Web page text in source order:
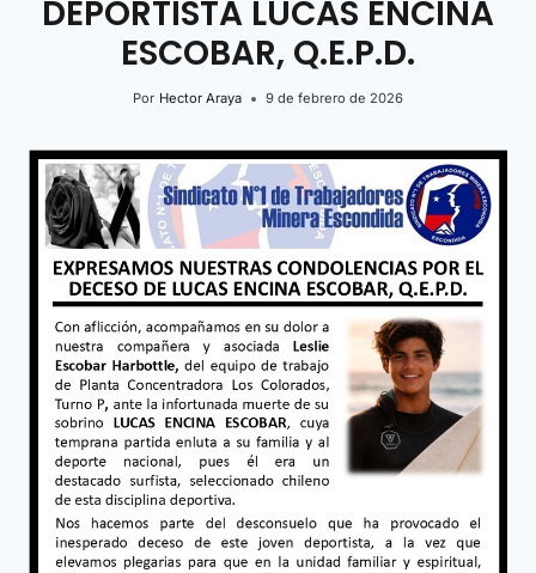
DEPORTISTA LUCAS ENCINA
ESCOBAR, Q.E.P.D.
Por Hector Araya 9 de febrero de 2026